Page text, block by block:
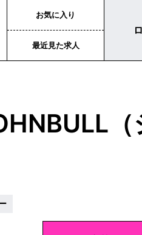
お気に入り
最近見た求人
（